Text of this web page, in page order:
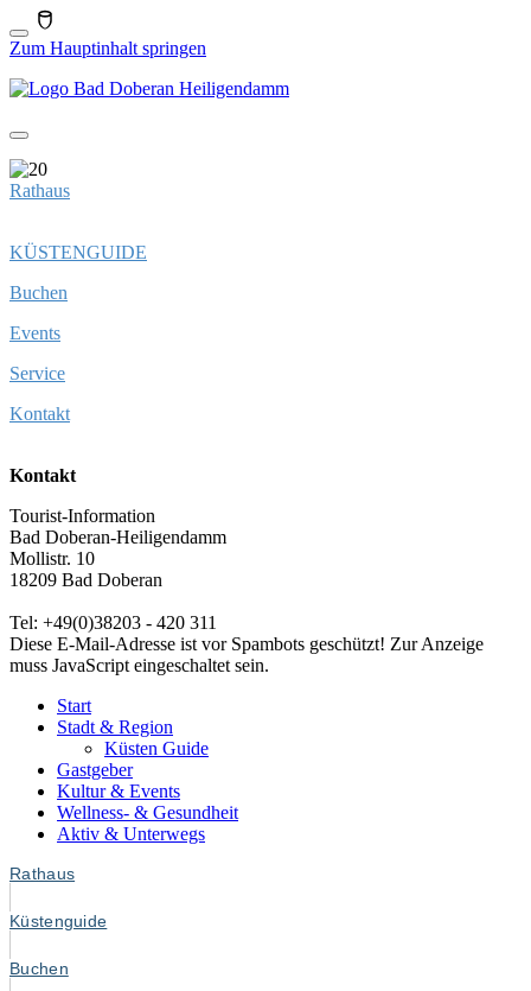
Zum Hauptinhalt springen
Rathaus
KÜSTENGUIDE
Buchen
Events
Service
Kontakt
Kontakt
Tourist-Information
Bad Doberan-Heiligendamm
Mollistr. 10
18209 Bad Doberan
Tel: +49(0)38203 - 420 311
Diese E-Mail-Adresse ist vor Spambots geschützt! Zur Anzeige
muss JavaScript eingeschaltet sein.
Start
Stadt & Region
Küsten Guide
Gastgeber
Kultur & Events
Wellness- & Gesundheit
Aktiv & Unterwegs
Rathaus
Küstenguide
Buchen